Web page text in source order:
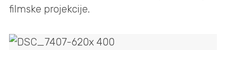
filmske projekcije.